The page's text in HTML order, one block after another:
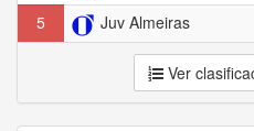
5
Juv Almeiras
Ver